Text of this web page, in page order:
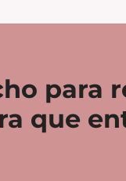
para
que